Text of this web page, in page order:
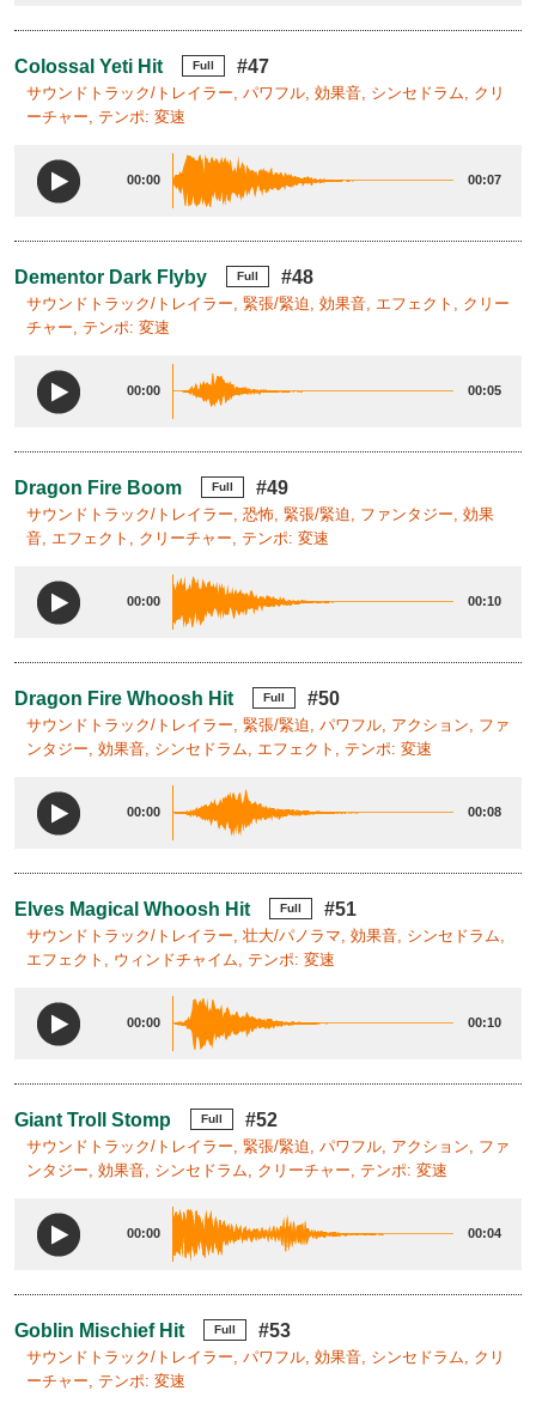
Colossal Yeti Hit Full #47
サウンドトラック/トレイラー, パワフル, 効果音, シンセドラム, クリ
ーチャー, テンポ: 変速
00:00 00:07
Dementor Dark Flyby Full #48
サウンドトラック/トレイラー, 緊張/緊迫, 効果音, エフェクト, クリー
チャー, テンポ: 変速
00:00 00:05
Dragon Fire Boom Full #49
サウンドトラック/トレイラー, 恐怖, 緊張/緊迫, ファンタジー, 効果
音, エフェクト, クリーチャー, テンポ: 変速
00:00 00:10
Dragon Fire Whoosh Hit Full #50
サウンドトラック/トレイラー, 緊張/緊迫, パワフル, アクション, ファ
ンタジー, 効果音, シンセドラム, エフェクト, テンポ: 変速
00:00 00:08
Elves Magical Whoosh Hit Full #51
サウンドトラック/トレイラー, 壮大/パノラマ, 効果音, シンセドラム,
エフェクト, ウィンドチャイム, テンポ: 変速
00:00 00:10
Giant Troll Stomp Full #52
サウンドトラック/トレイラー, 緊張/緊迫, パワフル, アクション, ファ
ンタジー, 効果音, シンセドラム, クリーチャー, テンポ: 変速
00:00 00:04
Goblin Mischief Hit Full #53
サウンドトラック/トレイラー, パワフル, 効果音, シンセドラム, クリ
ーチャー, テンポ: 変速